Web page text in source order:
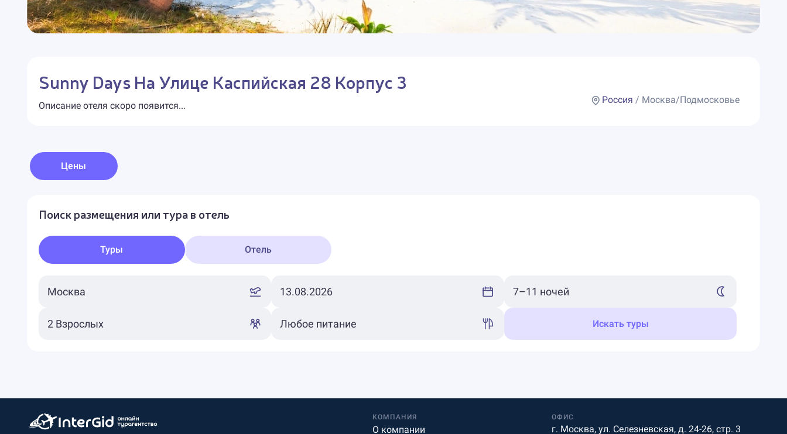
Sunny Days На Улице Каспийская 28 Корпус 3
Описание отеля скоро появится...
Россия / Москва/Подмосковье
Цены
Поиск размещения или тура в отель
Туры Отель
Искать туры
КОМПАНИЯ
О компании
ОФИС
г. Москва, ул. Селезневская, д. 24-26, стр. 3